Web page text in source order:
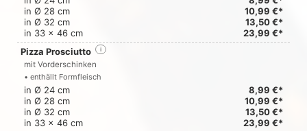
in Ø 28 cm
10,99 €*
in Ø 32 cm
13,50 €*
in 33 x 46 cm
23,99 €*
Pizza Prosciutto
i
mit Vorderschinken
• enthällt Formfleisch
in Ø 24 cm
8,99 €*
in Ø 28 cm
10,99 €*
in Ø 32 cm
13,50 €*
in 33 x 46 cm
23,99 €*